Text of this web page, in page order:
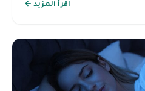
اقرأ المزيد ←